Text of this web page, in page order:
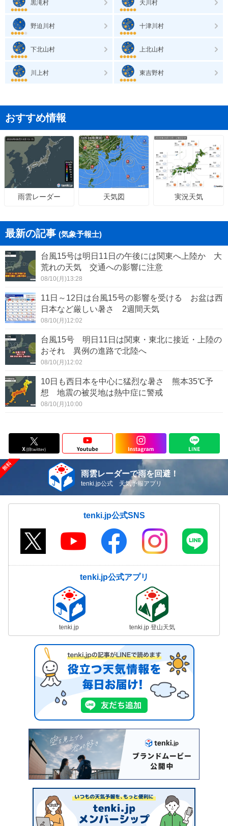
黒滝村 天川村
野迫川村 十津川村
下北山村 上北山村
川上村 東吉野村
おすすめ情報
雨雲レーダー 天気図 実況天気
最新の記事 (気象予報士)
台風15号は明日11日の午後には関東へ上陸か 大
荒れの天気 交通への影響に注意
08/10(月)13:28
11日～12日は台風15号の影響を受ける お盆は西
日本など厳しい暑さ 2週間天気
08/10(月)12:02
台風15号 明日11日は関東・東北に接近・上陸の
おそれ 異例の進路で北陸へ
08/10(月)12:02
10日も西日本を中心に猛烈な暑さ 熊本35℃予
想 地震の被災地は熱中症に警戒
08/10(月)10:00
雨雲レーダーで雨を回避！
tenki.jp公式 天気予報アプリ
tenki.jp公式SNS
tenki.jp公式アプリ
tenki.jp tenki.jp 登山天気